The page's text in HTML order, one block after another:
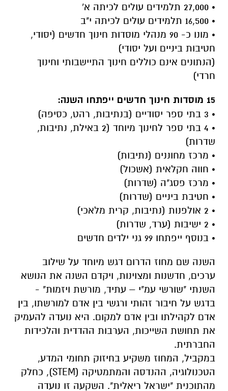
• 27,000 תלמידים עולים לכיתה א'
• 16,500 תלמידים עולים לכיתה י"ב
• מונו כ- 90 מנהלי מוסדות חינוך חדשים (יסודי,
חטיבות ביניים ועל יסודי)
(הנתונים אינם כוללים חינוך התיישבותי וחינוך
חרדי)
15 מוסדות חינוך חדשים ייפתחו השנה:
• 3 בתי ספר יסודיים (בנתיבות, רהט, כסיפה)
• 4 בתי ספר לחינוך מיוחד (2 באילת, נתיבות,
שדרות)
• מרכז מחוננים (נתיבות)
• חווה חקלאית (אשכול)
• מרכז פסג"ה (שדרות)
• חטיבת ביניים (שדרות)
• 2 אולפנות (נתיבות, קרית מלאכי)
• 2 ישיבות (ערד, שדרות)
• בנוסף ייפתחו 99 גני ילדים חדשים
השנה שם מחוז הדרום דגש מיוחד על שילוב
ערכים, חדשנות ומצוינות, ויקדם השנה את הנושא
השנתי "שורשי עמ"י – עתיד, מורשת ויזמות" -
בדגש על חיבור זהותי ורגשי בין אדם למורשתו, בין
אדם לקהילתו ובין אדם למקום. היא נועדה להעמיק
את תחושת השייכות, הערבות ההדדית והלכידות
החברתית.
במקביל, המחוז משקיע בחיזוק תחומי המדע,
הטכנולוגיה, ההנדסה והמתמטיקה (STEM), כחלק
מהתוכנית "ישראל ריאלית". השקעה זו נועדה